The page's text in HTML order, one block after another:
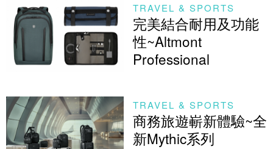
TRAVEL & SPORTS
完美結合耐用及功能
性~Altmont
Professional
TRAVEL & SPORTS
商務旅遊嶄新體驗~全
新Mythic系列